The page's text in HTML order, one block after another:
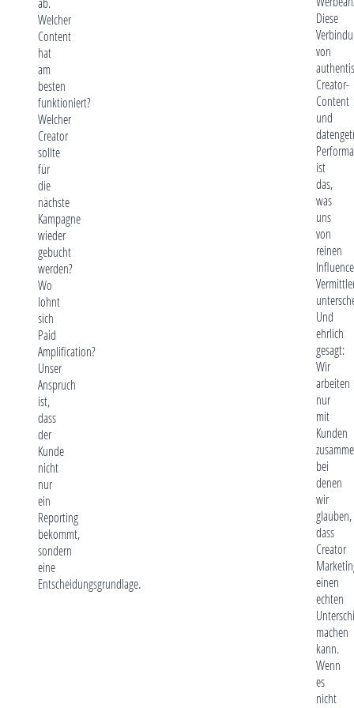
Welcher
Content
hat
am
besten
funktioniert?
Welcher
Creator
sollte
für
die
nächste
Kampagne
wieder
gebucht
werden?
Wo
lohnt
sich
Paid
Amplification?
Unser
Anspruch
ist,
dass
der
Kunde
nicht
nur
ein
Reporting
bekommt,
sondern
eine
Entscheidungsgrundlage.
Diese
von
Creator-
Content
und
ist
das,
was
uns
von
reinen
Und
ehrlich
gesagt:
Wir
arbeiten
nur
mit
Kunden
bei
denen
wir
glauben,
dass
Creator
einen
echten
machen
kann.
Wenn
es
nicht